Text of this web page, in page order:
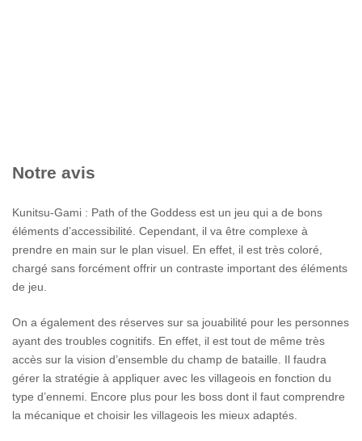
Notre avis
Kunitsu-Gami : Path of the Goddess est un jeu qui a de bons
éléments d’accessibilité. Cependant, il va être complexe à
prendre en main sur le plan visuel. En effet, il est très coloré,
chargé sans forcément offrir un contraste important des éléments
de jeu.
On a également des réserves sur sa jouabilité pour les personnes
ayant des troubles cognitifs. En effet, il est tout de même très
accès sur la vision d’ensemble du champ de bataille. Il faudra
gérer la stratégie à appliquer avec les villageois en fonction du
type d’ennemi. Encore plus pour les boss dont il faut comprendre
la mécanique et choisir les villageois les mieux adaptés.